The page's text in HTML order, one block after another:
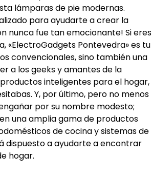
lámparas de pie modernas.
para ayudarte a crear la
nunca fue tan emocionante! Si eres
«ElectroGadgets Pontevedra» es tu
convencionales, sino también una
a los geeks y amantes de la
inteligentes para el hogar,
Y, por último, pero no menos
por su nombre modesto;
una amplia gama de productos
de cocina y sistemas de
dispuesto a ayudarte a encontrar
hogar.